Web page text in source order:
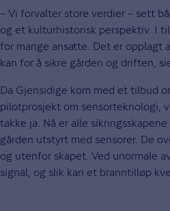
– Vi forvalter store verdier – sett
og et kulturhistorisk perspektiv. I
for mange ansatte. Det er opplagt
kan for å sikre gården og driften,
Da Gjensidige kom med et tilbud
pilotprosjekt om sensorteknologi,
takke ja. Nå er alle
gården utstyrt med sensorer. De
og utenfor skapet. Ved unormale
signal, og slik kan et branntilløp